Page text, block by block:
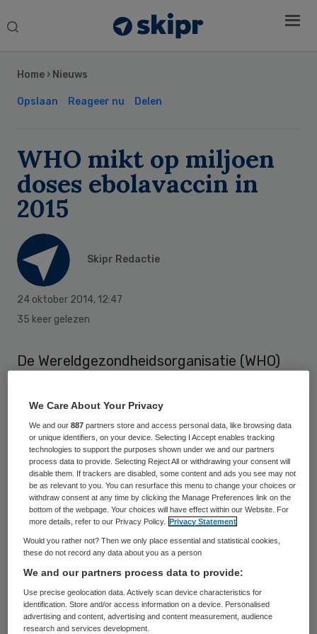
Search
Home › Nieuws
Opslaan Reageer nu Delen
WHO mikt op miljoen
doses ebolavaccin in
2015
Skipr Redactie
24 oktober 2014, 12:47
35 keer gelezen
De Wereldgezondheidsorganisatie (WHO)
een miljoen doses ebolavaccin beschikbaar
zijn. Dat berichtte de BBC vrijdag.
De organisatie denkt dat er “enkele
honderdduizenden doses” worden
geproduceerd in de eerste helft van het
jaar. Die kunnen worden gebruikt om
gezondheidswerkers in te enten tegen de
ziekte. Er zouden geen plannen zijn om voor
de zomer van 2015 te beginnen met een
massale vaccinatiecampagne, maar de
organisatie sluit niet uit dat de middelen
Sidebar
We Care About Your Privacy
We and our887 partners store and access personal data, like browsing data
or unique identifiers, on your device. Selecting I Accept enables tracking
technologies to support the purposes shown under we and our partners
process data to provide. Selecting Reject All or withdrawing your consent will
disable them. If trackers are disabled, some content and ads you see may not
be as relevant to you. You can resurface this menu to change your choices or
withdraw consent at any time by clicking the Manage Preferences link on the
bottom of the webpage. Your choices will have effect within our Website. For
more details, refer to our Privacy Policy.
Privacy Statement
Would you rather not? Then we only place essential and statistical cookies,
these do not record any data about you as a person
We and our partners process data to provide:
Use precise geolocation data. Actively scan device characteristics for
identification. Store and/or access information on a device. Personalised
advertising and content, advertising and content measurement, audience
research and services development.